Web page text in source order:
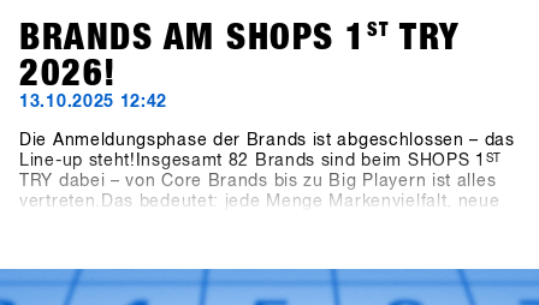
BRANDS AM SHOPS 1 ST TRY
2026!
13.10.2025 12:42
Die Anmeldungsphase der Brands ist abgeschlossen – das
Line-up steht!Insgesamt 82 Brands sind beim SHOPS 1 ST
TRY dabei – von Core Brands bis zu Big Playern ist alles
vertreten.Das bedeutet: jede Menge Markenvielfalt, neue
Brandlist.